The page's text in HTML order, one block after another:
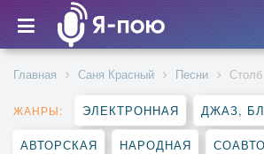
Главная Саня Красный Песни Столб
ЖАНРЫ: ЭЛЕКТРОННАЯ ДЖАЗ,
АВТОРСКАЯ НАРОДНАЯ